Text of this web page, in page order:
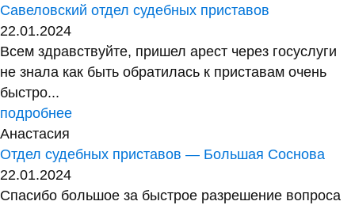
Савеловский отдел судебных приставов
22.01.2024
Всем здравствуйте, пришел арест через госуслуги
не знала как быть обратилась к приставам очень
быстро...
подробнее
Анастасия
Отдел судебных приставов — Большая Соснова
22.01.2024
Спасибо большое за быстрое разрешение вопроса